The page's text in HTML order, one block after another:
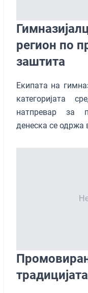
регион по
заштита
Екипата на
категоријата
натпревар за
денеска се одржа
традицијата